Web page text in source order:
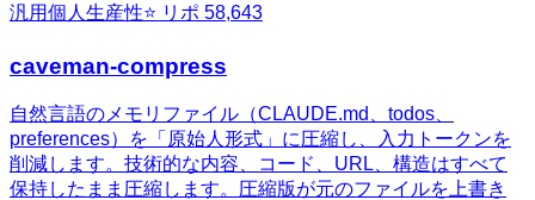
汎用個人生産性⭐ リポ 58,643
caveman-compress
自然言語のメモリファイル（CLAUDE.md、todos、
preferences）を「原始人形式」に圧縮し、入力トークンを
削減します。技術的な内容、コード、URL、構造はすべて
保持したまま圧縮します。圧縮版が元のファイルを上書き